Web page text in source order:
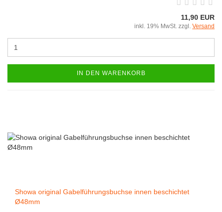
11,90 EUR
inkl. 19% MwSt. zzgl. Versand
IN DEN WARENKORB
Showa original Gabelführungsbuchse innen beschichtet
Ø48mm